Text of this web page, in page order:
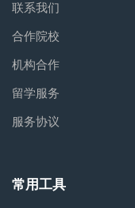
联系我们
合作院校
机构合作
留学服务
服务协议
常用工具